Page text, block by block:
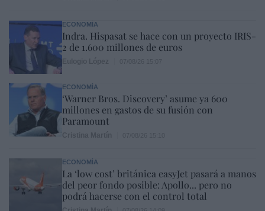
ECONOMÍA
Indra. Hispasat se hace con un proyecto IRIS-
2 de 1.600 millones de euros
ECONOMÍA
‘Warner Bros. Discovery’ asume ya 600
millones en gastos de su fusión con
Paramount
ECONOMÍA
La ‘low cost’ británica easyJet pasará a manos
del peor fondo posible: Apollo... pero no
podrá hacerse con el control total